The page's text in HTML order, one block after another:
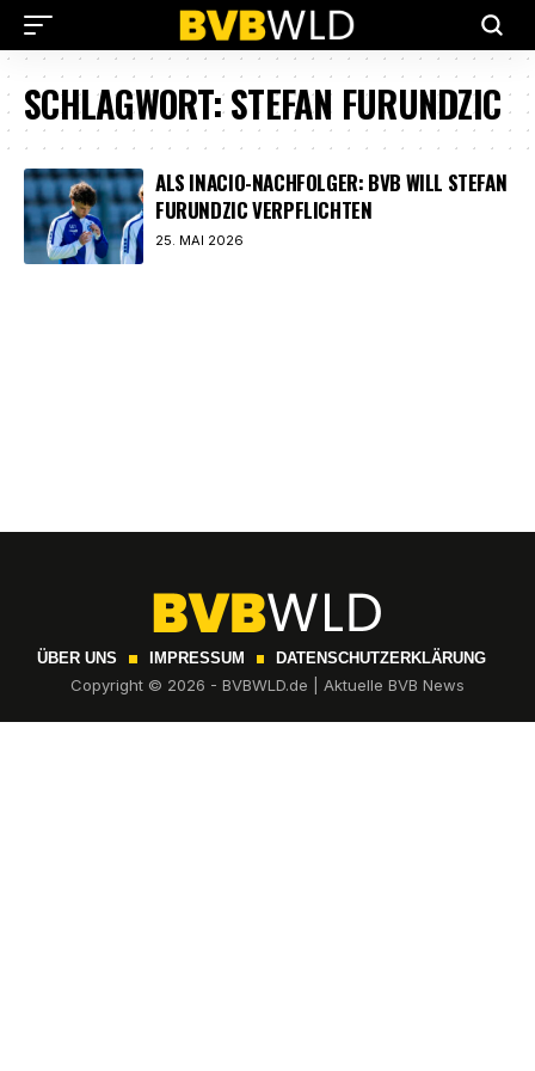
SCHLAGWORT:STEFAN FURUNDZIC
ALS INACIO-NACHFOLGER: BVB WILL STEFAN
FURUNDZIC VERPFLICHTEN
25. MAI 2026
ÜBER UNS IMPRESSUM DATENSCHUTZERKLÄRUNG
Copyright © 2026 - BVBWLD.de | Aktuelle BVB News